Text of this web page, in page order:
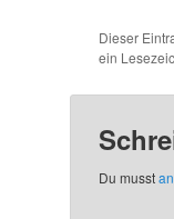
Dieser
ein
Du musst